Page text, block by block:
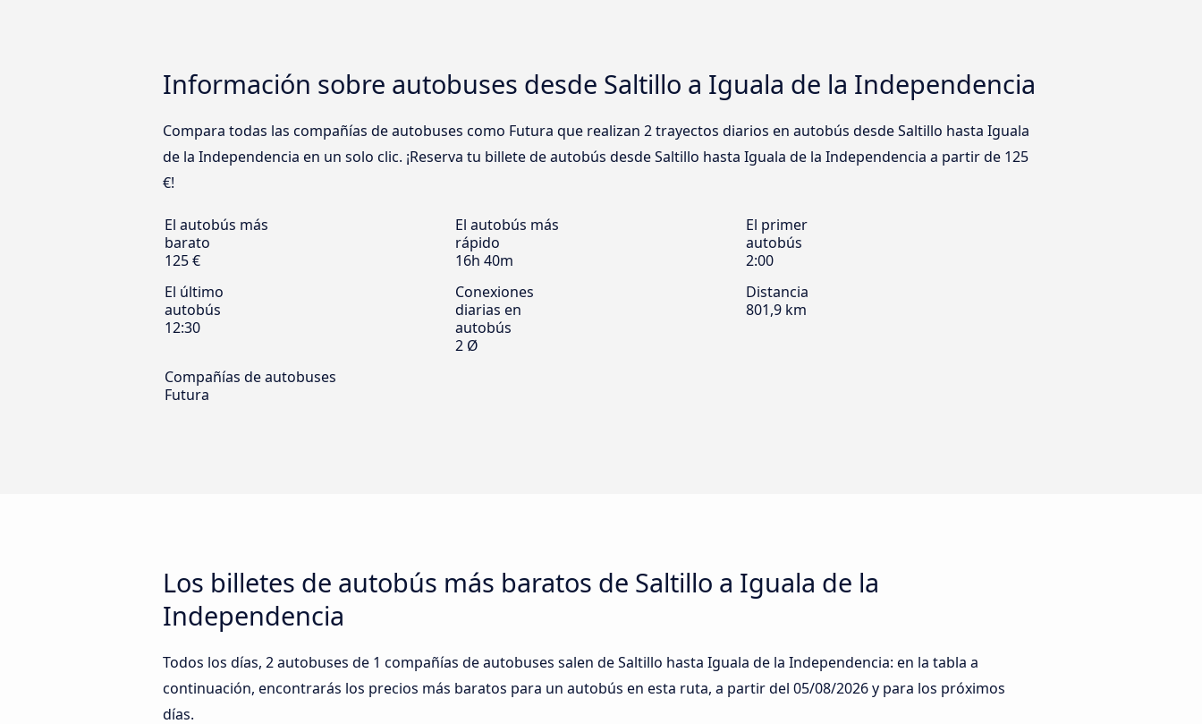
Información sobre autobuses desde Saltillo a Iguala de la Independencia
Compara todas las compañías de autobuses como Futura que realizan 2 trayectos diarios en autobús desde Saltillo hasta Iguala
de la Independencia en un solo clic. ¡Reserva tu billete de autobús desde Saltillo hasta Iguala de la Independencia a partir de 125
€!
El autobús más
barato
125 €
El autobús más
rápido
16h 40m
El primer
autobús
2:00
El último
autobús
12:30
Conexiones
diarias en
autobús
2 Ø
Distancia
801,9 km
Compañías de autobuses
Futura
Los billetes de autobús más baratos de Saltillo a Iguala de la
Independencia
Todos los días, 2 autobuses de 1 compañías de autobuses salen de Saltillo hasta Iguala de la Independencia: en la tabla a
continuación, encontrarás los precios más baratos para un autobús en esta ruta, a partir del 05/08/2026y para los próximos
días.